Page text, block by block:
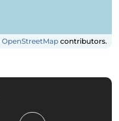
OpenStreetMap contributors.